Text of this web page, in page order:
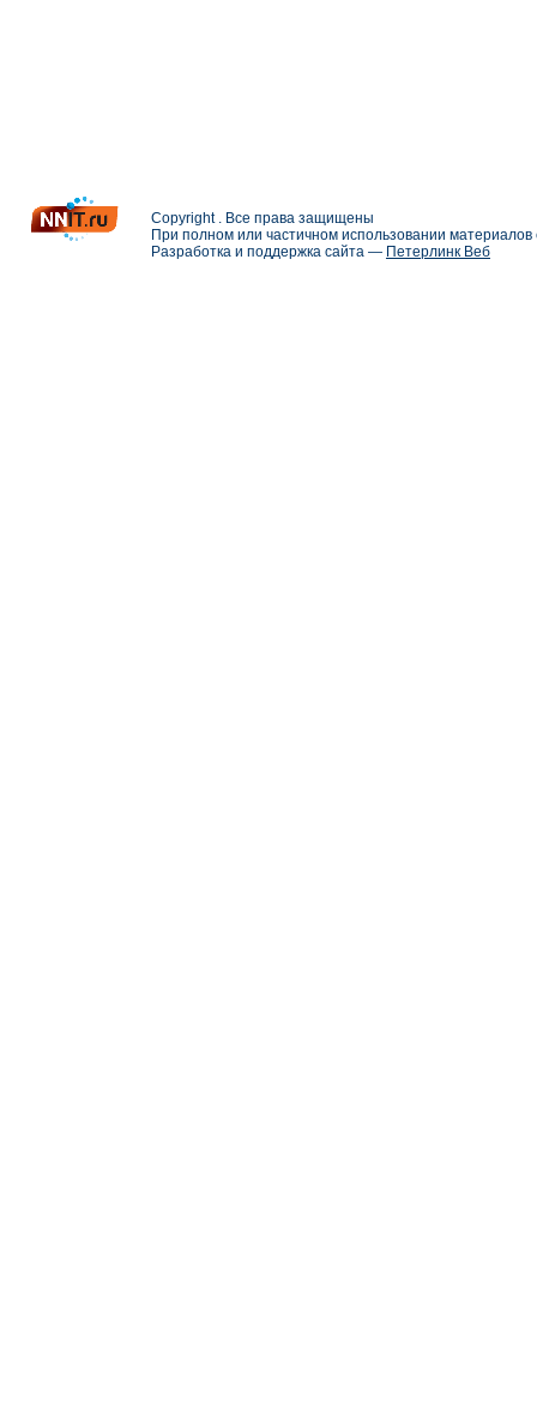
Copyright . Все права защищены
При полном или частичном использовании
Разработка и поддержка сайта — Петерлинк Веб